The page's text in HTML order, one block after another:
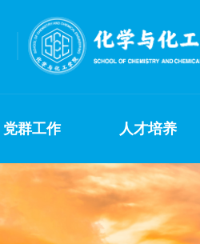
党群工作 人才培养